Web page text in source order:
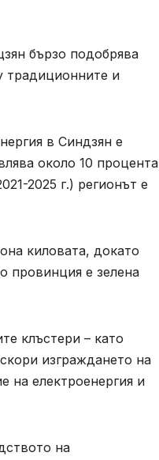
бързо подобрява
традиционните и
в Синдзян е
около 10 процента
2025 г.) регионът е
киловата, докато
провинция е зелена
клъстери – като
изграждането на
на електроенергия и
на